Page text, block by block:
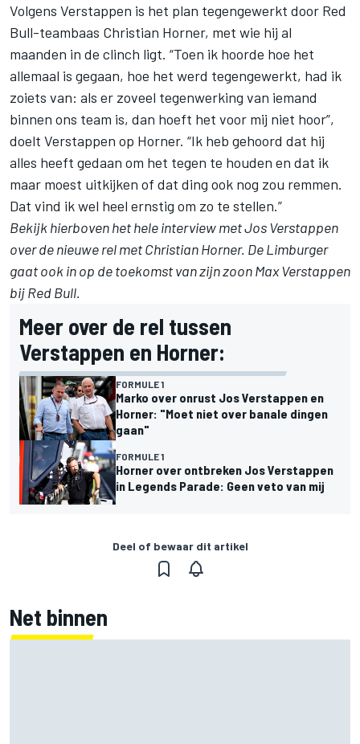
Volgens Verstappen is het plan tegengewerkt door Red
Bull-teambaas Christian Horner, met wie hij al
maanden in de clinch ligt. “Toen ik hoorde hoe het
allemaal is gegaan, hoe het werd tegengewerkt, had ik
zoiets van: als er zoveel tegenwerking van iemand
binnen ons team is, dan hoeft het voor mij niet hoor”,
doelt Verstappen op Horner. “Ik heb gehoord dat hij
alles heeft gedaan om het tegen te houden en dat ik
maar moest uitkijken of dat ding ook nog zou remmen.
Dat vind ik wel heel ernstig om zo te stellen.”
Bekijk hierboven het hele interview met Jos Verstappen
over de nieuwe rel met Christian Horner. De Limburger
gaat ook in op de toekomst van zijn zoonMax Verstappen
bij Red Bull.
Meer over de rel tussen
Verstappen en Horner:
FORMULE 1
Marko over onrust Jos Verstappen en
Horner: "Moet niet over banale dingen
gaan"
FORMULE 1
Horner over ontbreken Jos Verstappen
in Legends Parade: Geen veto van mij
Deel of bewaar dit artikel
Net binnen